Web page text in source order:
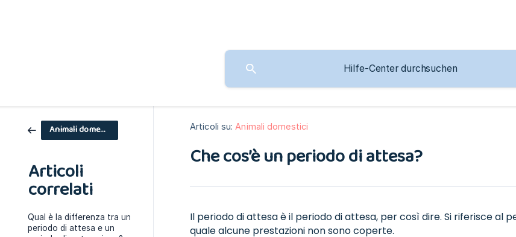
Animali domestici
Articoli
correlati
Qual è la differenza tra un
periodo di attesa e un
Articoli su: Animali domestici
Che cos’è un periodo di attesa?
Il periodo di attesa è il periodo di attesa, per così dire. Si riferisce al
quale alcune prestazioni non sono coperte.